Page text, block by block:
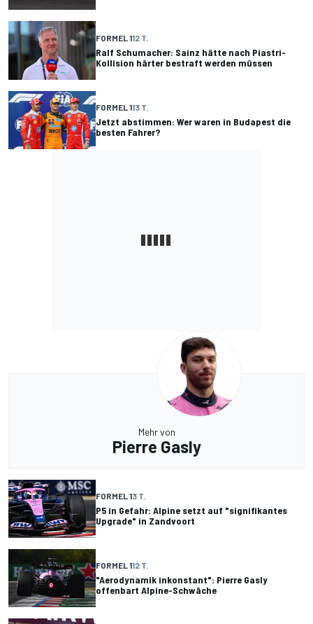
FORMEL 112 T.
Ralf Schumacher: Sainz hätte nach Piastri-
Kollision härter bestraft werden müssen
FORMEL 113 T.
Jetzt abstimmen: Wer waren in Budapest die
besten Fahrer?
Mehr von
Pierre Gasly
FORMEL 13 T.
P5 in Gefahr: Alpine setzt auf "signifikantes
Upgrade" in Zandvoort
FORMEL 112 T.
"Aerodynamik inkonstant": Pierre Gasly
offenbart Alpine-Schwäche